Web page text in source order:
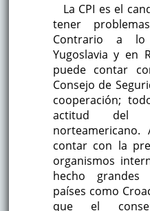
La CPI es el
tener
Contrario a
Yugoslavia y en
puede contar
Consejo de
cooperación;
actitud del
norteamericano.
contar con la
organismos
hecho grandes
países como
que el